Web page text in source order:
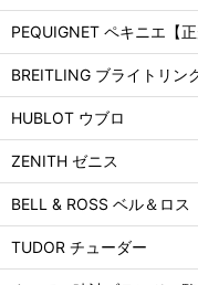
PEQUIGNET ペキニエ【正
BREITLING ブライトリン
HUBLOT ウブロ
ZENITH ゼニス
BELL & ROSS ベル＆ロス
TUDOR チューダー